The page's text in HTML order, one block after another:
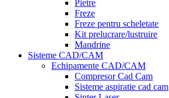
Pietre
Freze
Freze pentru scheletate
Kit prelucrare/lustruire
Mandrine
Sisteme CAD/CAM
Echipamente CAD/CAM
Compresor Cad Cam
Sisteme aspiratie cad cam